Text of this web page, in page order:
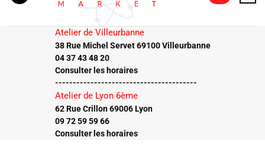
Atelier de Villeurbanne
38 Rue Michel Servet 69100 Villeurbanne
04 37 43 48 20
Consulter les horaires
----------------------------------------
Atelier de Lyon 6ème
62 Rue Crillon 69006 Lyon
09 72 59 59 66
Consulter les horaires